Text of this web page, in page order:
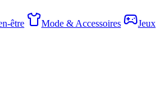
être Mode & Accessoires
Jeux